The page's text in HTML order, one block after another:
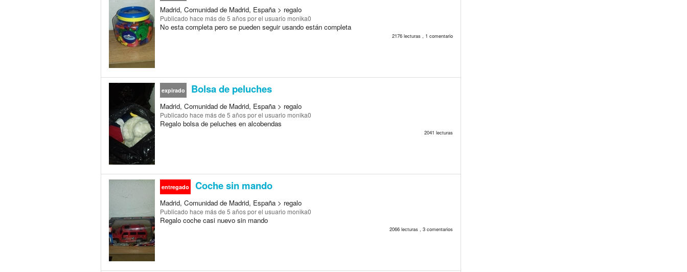
Madrid, Comunidad de Madrid, España > regalo
Publicado hace más de 5 añospor el usuario monika0
No esta completa pero se pueden seguir usando están completa
2176 lecturas , 1 comentario
expirado Bolsa de peluches
Madrid, Comunidad de Madrid, España > regalo
Publicado hace más de 5 añospor el usuario monika0
Regalo bolsa de peluches en alcobendas
2041 lecturas
entregado Coche sin mando
Madrid, Comunidad de Madrid, España > regalo
Publicado hace más de 5 añospor el usuario monika0
Regalo coche casi nuevo sin mando
2066 lecturas , 3 comentarios